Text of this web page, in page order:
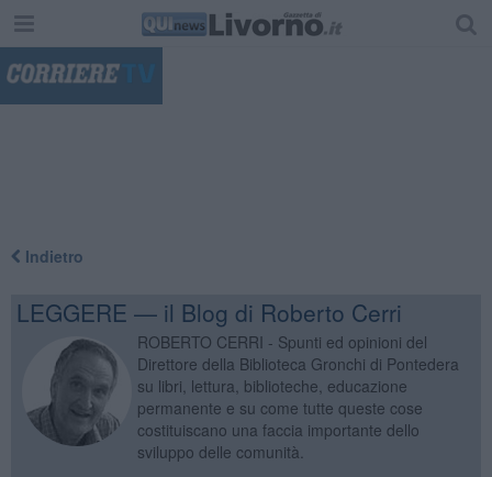
Indietro
LEGGERE — il Blog di Roberto Cerri
ROBERTO CERRI - Spunti ed opinioni del
Direttore della Biblioteca Gronchi di Pontedera
su libri, lettura, biblioteche, educazione
permanente e su come tutte queste cose
costituiscano una faccia importante dello
sviluppo delle comunità.